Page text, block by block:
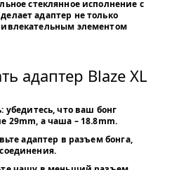
стеклянное исполнение с
адаптер не только
элементом
адаптер Blaze XL
убедитесь, что ваш бонг
29mm, а чаша – 18.8mm.
адаптер в разъем бонга,